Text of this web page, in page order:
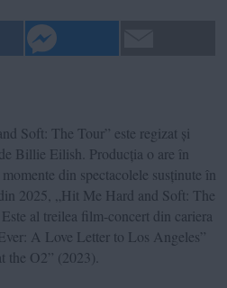
Soft: The Tour” este regizat și
Billie Eilish. Producția o are în
din spectacolele susținute în
2025, „Hit Me Hard and Soft: The
al treilea film-concert din cariera
A Love Letter to Los Angeles”
O2” (2023).